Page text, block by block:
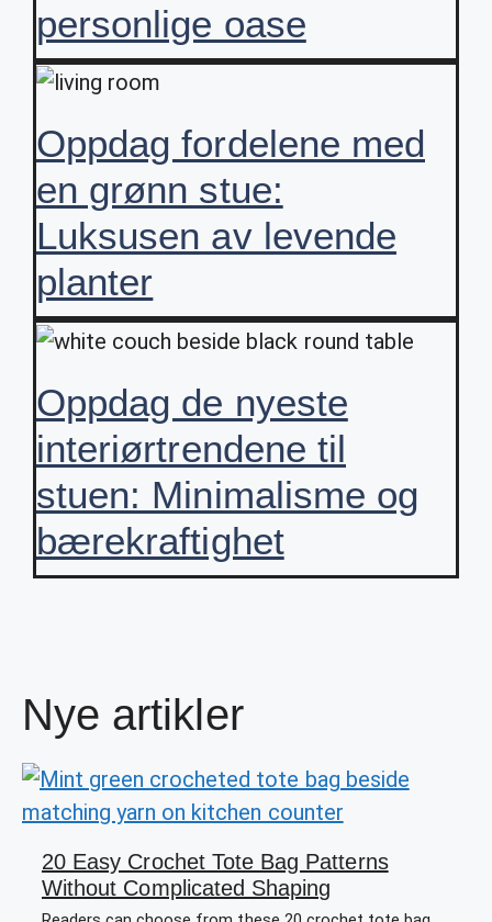
personlige oase
Oppdag fordelene med
en grønn stue:
Luksusen av levende
planter
Oppdag de nyeste
interiørtrendene til
stuen: Minimalisme og
bærekraftighet
Nye artikler
20 Easy Crochet Tote Bag Patterns
Without Complicated Shaping